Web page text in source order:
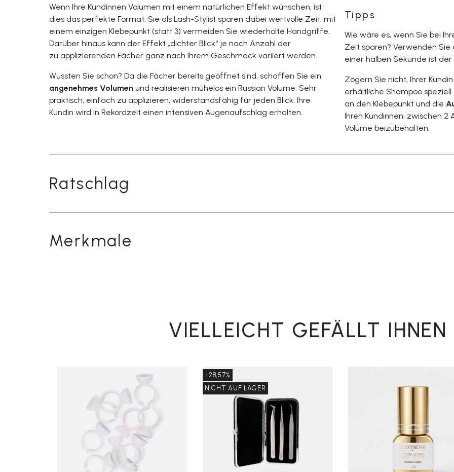
Wenn Ihre Kundinnen Volumen mit einem natürlichen Effekt wünschen, ist
dies das perfekte Format. Sie als Lash-Stylist sparen dabei wertvolle Zeit: mit
einem einzigen Klebepunkt (statt 3) vermeiden Sie wiederholte Handgriffe.
Darüber hinaus kann der Effekt „dichter Blick“ je nach Anzahl der
zu applizierenden Fächer ganz nach Ihrem Geschmack variiert werden.
Wussten Sie schon? Da die Fächer bereits geöffnet sind, schaffen Sie ein
angenehmes Volumen und realisieren mühelos ein Russian Volume. Sehr
praktisch, einfach zu applizieren, widerstandsfähig für jeden Blick: Ihre
Kundin wird in Rekordzeit einen intensiven Augenaufschlag erhalten.
Tipps
Wie wäre es, wenn Sie bei
Zeit sparen? Verwenden
einer halben Sekunde ist
Zögern Sie nicht, Ihrer
erhältliche Shampoo
an den Klebepunkt und die
Ihren Kundinnen, zwischen 2
Volume beizubehalten.
Ratschlag
Merkmale
VIELLEICHT GEFÄLLT
-28,57%
NICHT AUF LAGER